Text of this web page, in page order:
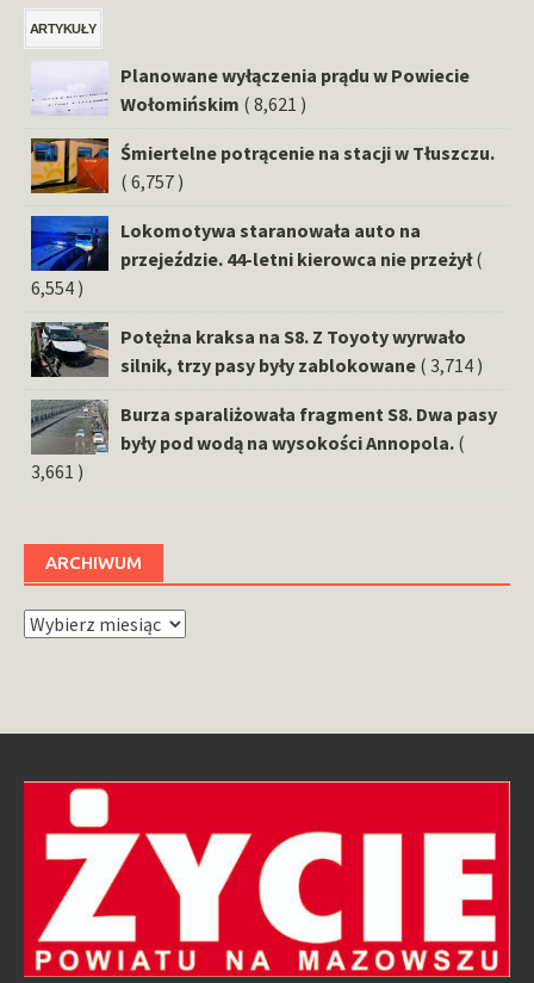
ARTYKUŁY
Planowane wyłączenia prądu w Powiecie
Wołomińskim ( 8,621 )
Śmiertelne potrącenie na stacji w Tłuszczu.
( 6,757 )
Lokomotywa staranowała auto na
przejeździe. 44-letni kierowca nie przeżył (
6,554 )
Potężna kraksa na S8. Z Toyoty wyrwało
silnik, trzy pasy były zablokowane ( 3,714 )
Burza sparaliżowała fragment S8. Dwa pasy
były pod wodą na wysokości Annopola. (
3,661 )
ARCHIWUM
Archiwum